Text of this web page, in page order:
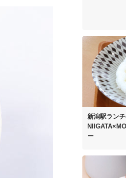
新潟駅ランチ
ー